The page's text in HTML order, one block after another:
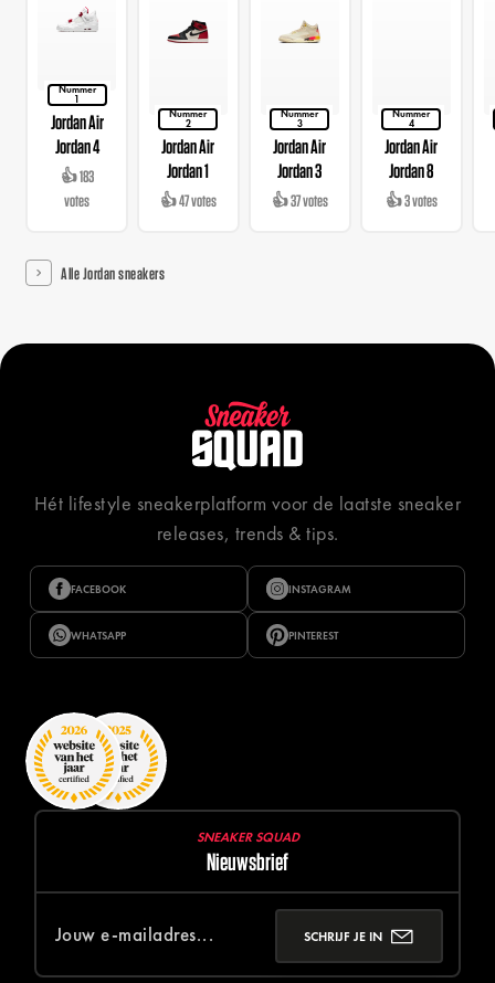
Nummer
1
Jordan Air
Jordan 4
👍 183
votes
Nummer
2
Jordan Air
Jordan 1
👍 47 votes
Nummer
3
Jordan Air
Jordan 3
👍 37 votes
Nummer
4
Jordan Air
Jordan 8
👍 3 votes
Alle Jordan sneakers
Hét lifestyle sneakerplatform voor de laatste sneaker
releases, trends & tips.
FACEBOOK INSTAGRAM
WHATSAPP PINTEREST
SNEAKER SQUAD
Nieuwsbrief
SCHRIJF JE IN